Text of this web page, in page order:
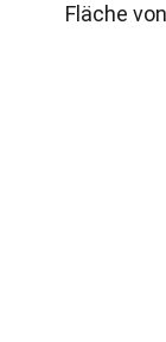
Fläche